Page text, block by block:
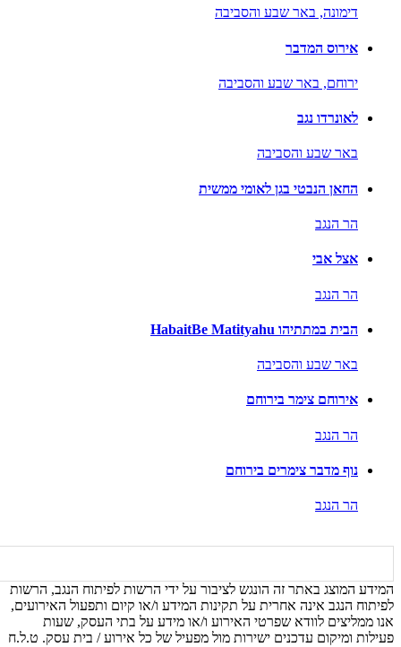
דימונה, באר שבע והסביבה
אירוס המדבר
ירוחם, באר שבע והסביבה
לאונרדו נגב
באר שבע והסביבה
החאן הנבטי בגן לאומי ממשית
הר הנגב
אצל אבי
הר הנגב
הבית במתתיהו HabaitBe Matityahu
באר שבע והסביבה
אירוחם צימר בירוחם
הר הנגב
נוף מדבר צימרים בירוחם
הר הנגב
המידע המוצג באתר זה הונגש לציבור על ידי הרשות לפיתוח הנגב, הרשות
לפיתוח הנגב אינה אחרית על תקינות המידע ו/או קיום ותפעול האירועים,
אנו ממליצים לוודא שפרטי האירוע ו/או מידע על בתי העסק, שעות
פעילות ומיקום עדכנים ישירות מול מפעיל של כל אירוע / בית עסק. ט.ל.ח